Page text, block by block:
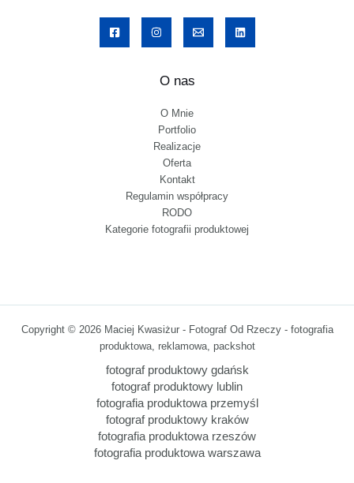
O nas
O Mnie
Portfolio
Realizacje
Oferta
Kontakt
Regulamin współpracy
RODO
Kategorie fotografii produktowej
Copyright © 2026 Maciej Kwasiżur - Fotograf Od Rzeczy - fotografia
produktowa, reklamowa, packshot
fotograf produktowy gdańsk
fotograf produktowy lublin
fotografia produktowa przemyśl
fotograf produktowy kraków
fotografia produktowa rzeszów
fotografia produktowa warszawa